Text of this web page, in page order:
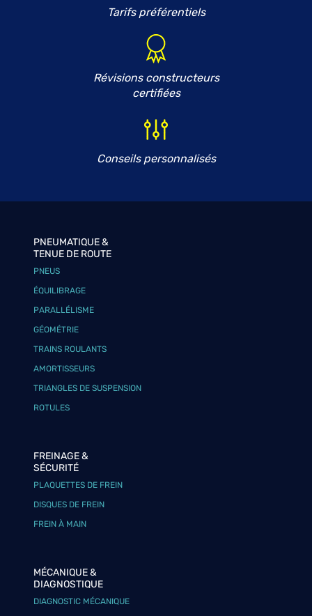
Tarifs préférentiels
Révisions constructeurs
certifiées
Conseils personnalisés
PNEUMATIQUE &
TENUE DE ROUTE
PNEUS
ÉQUILIBRAGE
PARALLÉLISME
GÉOMÉTRIE
TRAINS ROULANTS
AMORTISSEURS
TRIANGLES DE SUSPENSION
ROTULES
FREINAGE &
SÉCURITÉ
PLAQUETTES DE FREIN
DISQUES DE FREIN
FREIN À MAIN
MÉCANIQUE &
DIAGNOSTIQUE
DIAGNOSTIC MÉCANIQUE